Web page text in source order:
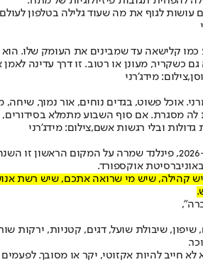
עושות לגוף את מה שעוד גלילה בטלפון
כמו קלישאה עד שמבינים את העומק שלו.
מעונן או רטוב. זו דרך עדינה
מידג'רני
. אוכל פשוט, בגדים נוחים, אור נמוך,
מסגרת. אם סוף השבוע מתמלא בסידורים,
ובלי רגשות אשם,צילום: מידג'רני
המדינות הנורדיות מדורגות שוב ושוב גבוה במדדי אושר. בדוח
קהילה, שיש מי שרואה אתכם, שיש רשת
שיבולת שועל, דגים, קטניות, ירקות
חייב להיות אקזוטי, יקר או מסובך.